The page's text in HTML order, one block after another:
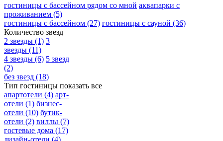
гостиницы с бассейном рядом со мной аквапарки с
проживанием (5)
гостиницы с бассейном (27) гостиницы с сауной (36)
Количество звезд
2 звезды (1) 3
звезды (11)
4 звезды (6) 5 звезд
(2)
без звезд (18)
Тип гостиницы показать все
апартотели (4) арт-
отели (1) бизнес-
отели (10) бутик-
отели (2) виллы (7)
гостевые дома (17)
дизайн-отели (4)